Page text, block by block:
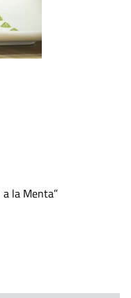
la Menta